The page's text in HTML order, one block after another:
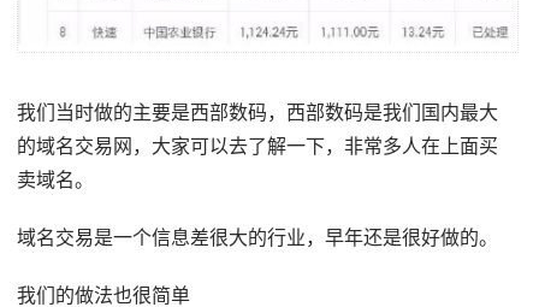
我们当时做的主要是西部数码，西部数码是我们国内最大
的域名交易网，大家可以去了解一下，非常多人在上面买
卖域名。
域名交易是一个信息差很大的行业，早年还是很好做的。
我们的做法也很简单